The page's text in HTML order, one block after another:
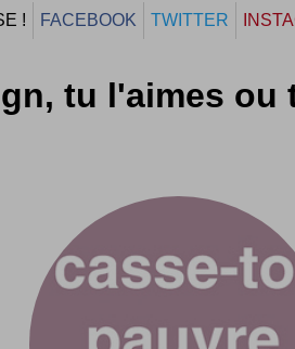
! FACEBOOK TWITTER
tu l'aimes ou